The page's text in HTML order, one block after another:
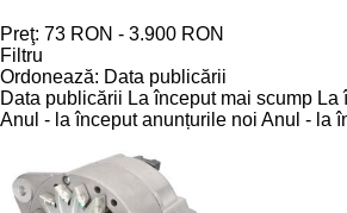
Preţ: 73 RON - 3.900 RON
Filtru
Ordonează: Data publicării
Data publicării La început mai scump La
Anul - la început anunțurile noi Anul - la